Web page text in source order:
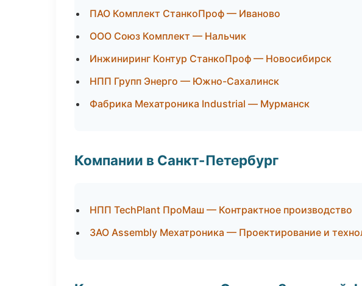
ПАО Комплект СтанкоПроф — Иваново
ООО Союз Комплект — Нальчик
Инжиниринг Контур СтанкоПроф — Новосибирск
НПП Групп Энерго — Южно-Сахалинск
Фабрика Мехатроника Industrial — Мурманск
Компании в Санкт-Петербург
НПП TechPlant ПроМаш — Контрактное производство
ЗАО Assembly Мехатроника — Проектирование и